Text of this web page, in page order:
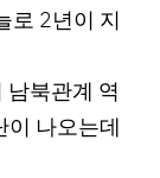
로 2년이 지
남북관계 역
이 나오는데